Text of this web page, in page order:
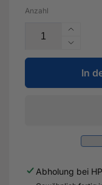
Anzahl
Erhöhe
die
für
316
000
-
die
für
316
A3
In
Abholung bei